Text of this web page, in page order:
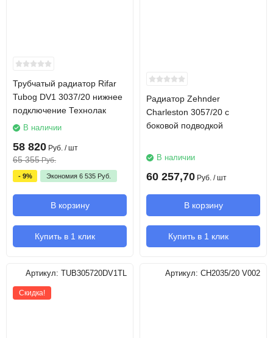
Трубчатый радиатор Rifar
Tubog DV1 3037/20 нижнее
подключение Технолак
В наличии
58 820 Руб. / шт
65 355 Руб.
- 9% Экономия 6 535 Руб.
В корзину
Купить в 1 клик
Радиатор Zehnder
Charleston 3057/20 с
боковой подводкой
В наличии
60 257,70 Руб. / шт
В корзину
Купить в 1 клик
Артикул: TUB305720DV1TL
Скидка!
Артикул: CH2035/20 V002